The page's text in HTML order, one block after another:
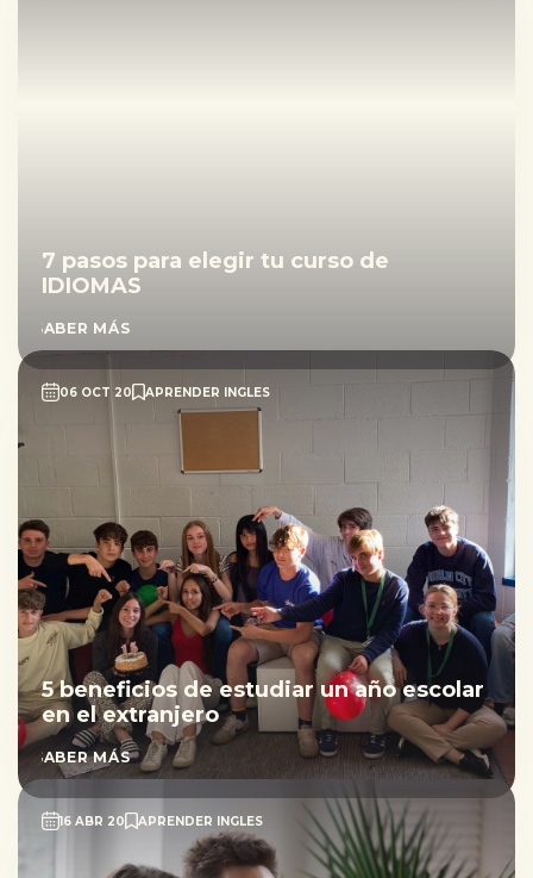
7 pasos para elegir tu curso de
IDIOMAS
SABER MÁS
06 OCT 20 APRENDER INGLES
5 beneficios de estudiar un año escolar
en el extranjero
SABER MÁS
16 ABR 20 APRENDER INGLES